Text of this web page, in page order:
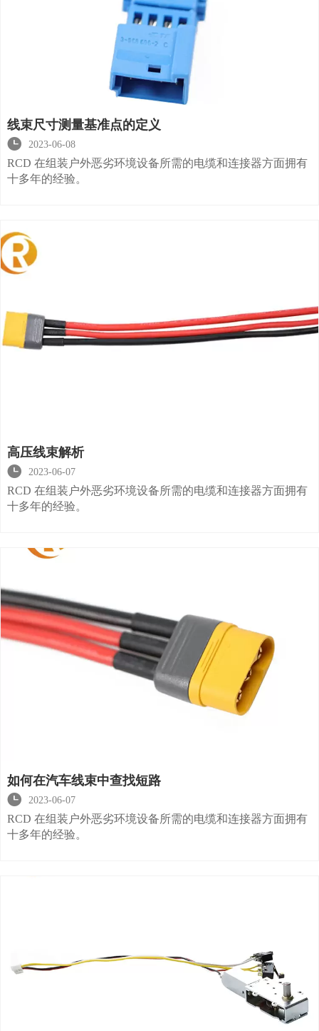
线束尺寸测量基准点的定义

2023-06-08
RCD 在组装户外恶劣环境设备所需的电缆和连接器方面拥有
十多年的经验。
高压线束解析

2023-06-07
RCD 在组装户外恶劣环境设备所需的电缆和连接器方面拥有
十多年的经验。
如何在汽车线束中查找短路

2023-06-07
RCD 在组装户外恶劣环境设备所需的电缆和连接器方面拥有
十多年的经验。